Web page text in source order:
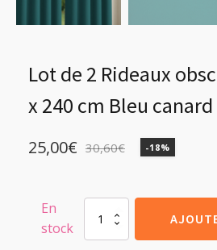
Lot de 2 Rideaux
x 240 cm Bleu canard
30,60€
Le
initial
était :
25,00€
Le
actuel
est :
-18%
En
stock
quantité
Lot